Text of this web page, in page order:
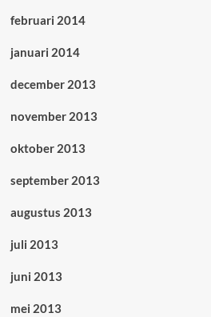
februari 2014
januari 2014
december 2013
november 2013
oktober 2013
september 2013
augustus 2013
juli 2013
juni 2013
mei 2013